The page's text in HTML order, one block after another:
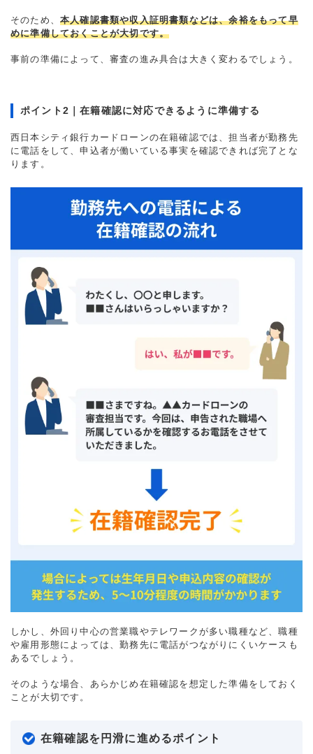
そのため、 本人確認書類や収入証明書類などは、余裕をもって早
めに準備しておくことが大切です。
事前の準備によって、審査の進み具合は大きく変わるでしょう。
ポイント2｜在籍確認に対応できるように準備する
西日本シティ銀行カードローンの在籍確認では、担当者が勤務先
に電話をして、申込者が働いている事実を確認できれば完了とな
ります。
しかし、外回り中心の営業職やテレワークが多い職種など、職種
や雇用形態によっては、勤務先に電話がつながりにくいケースも
あるでしょう。
そのような場合、あらかじめ在籍確認を想定した準備をしておく
ことが大切です。
在籍確認を円滑に進めるポイント